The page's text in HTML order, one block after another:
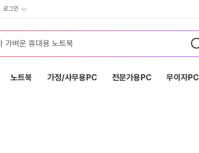
로그인
노트북 가정/사무용PC 전문가용PC 무이자PC